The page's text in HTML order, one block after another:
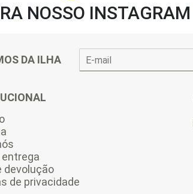
NOSSO INSTAGRAM
DA ILHA
entrega
devolução
de privacidade